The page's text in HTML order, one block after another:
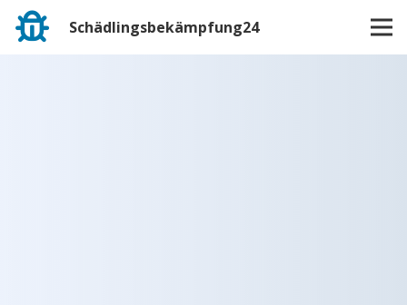
Schädlingsbekämpfung24